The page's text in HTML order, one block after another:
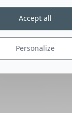
SUIVEZ-NOUS
Personalize
Accept all